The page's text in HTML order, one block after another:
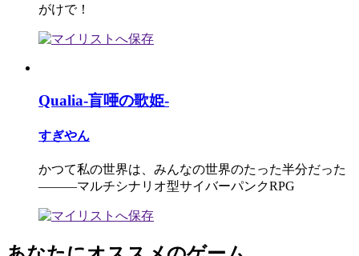
がけで！
Qualia-盲唖の歌姫-
すぎやん
かつて私の世界は、みんなの世界のたった半分だった
―――マルチシナリオ型サイバーパンクRPG